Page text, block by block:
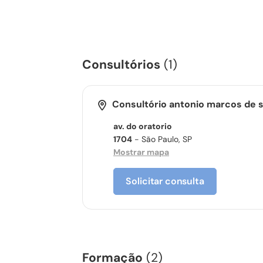
Consultórios (1)
Consultório antonio marcos de
av. do oratorio
1704 - São Paulo, SP
Mostrar mapa
Solicitar consulta
Formação (2)